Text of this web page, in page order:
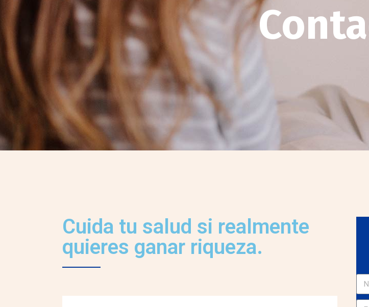
Cuida tu salud si realmente
quieres ganar riqueza.